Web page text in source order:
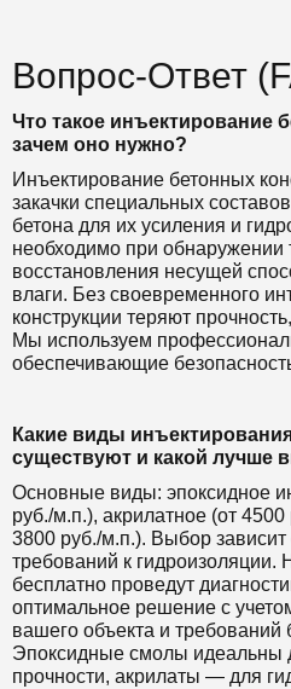
Вопрос-Ответ
Что такое инъектирование
зачем оно нужно?
Инъектирование бетонных
закачки специальных
бетона для их усиления и
необходимо при обнаружении
восстановления несущей
влаги. Без своевременного
конструкции теряют
Мы используем
обеспечивающие
Какие виды
существуют и какой лучше
Основные виды: эпоксидное
руб./м.п.), акрилатное (от
3800 руб./м.п.). Выбор
требований к
бесплатно проведут
оптимальное решение с
вашего объекта и требований
Эпоксидные смолы идеальны
прочности, акрилаты — для